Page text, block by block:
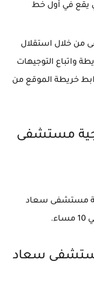
يوليو والذي يقع في أول خط
من خلال استقلال
واتباع التوجيهات
خريطة الموقع من
مستشفى
مستشفى سعاد
سعاد